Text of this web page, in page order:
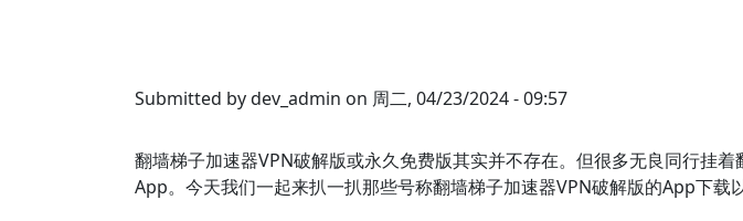
Submitted bydev_admin on 周二, 04/23/2024 - 09:57
翻墙梯子加速器VPN破解版或永久免费版其实并不存在。但很多无良同行挂
App。今天我们一起来扒一扒那些号称翻墙梯子加速器VPN破解版的App下载